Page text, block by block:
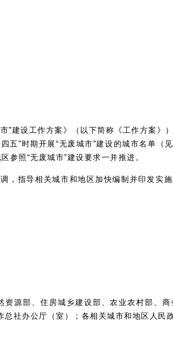
建设工作方案》（以下简称《工作方案》
”时期开展“无废城市”建设的城市名单（
参照“无废城市”建设要求一并推进。
指导相关城市和地区加快编制并印发实
源部、住房城乡建设部、农业农村部、
社办公厅（室）；各相关城市和地区人民